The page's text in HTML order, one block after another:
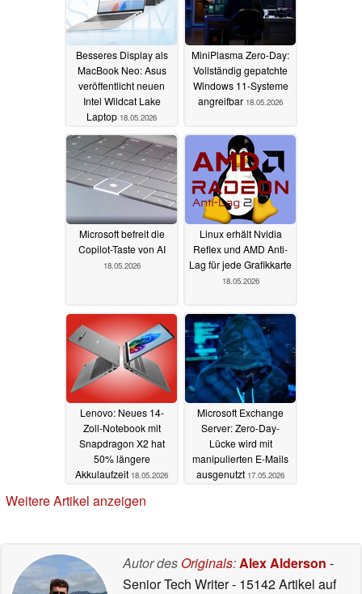
Besseres Display als
MacBook Neo: Asus
veröffentlicht neuen
Intel Wildcat Lake
Laptop 18.05.2026
MiniPlasma Zero-Day:
Vollständig gepatchte
Windows 11-Systeme
angreifbar 18.05.2026
Microsoft befreit die
Copilot-Taste von AI
18.05.2026
Linux erhält Nvidia
Reflex und AMD Anti-
Lag für jede Grafikkarte
18.05.2026
Lenovo: Neues 14-
Zoll-Notebook mit
Snapdragon X2 hat
50% längere
Akkulaufzeit 18.05.2026
Microsoft Exchange
Server: Zero-Day-
Lücke wird mit
manipulierten E-Mails
ausgenutzt 17.05.2026
Weitere Artikel anzeigen
Autor des Originals:Alex Alderson -
Senior Tech Writer- 15142 Artikel auf